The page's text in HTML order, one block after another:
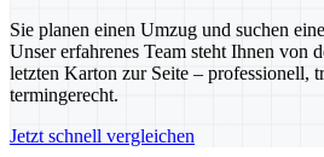
Sie planen einen Umzug und suchen
Unser erfahrenes Team steht Ihnen von
letzten Karton zur Seite – professionell,
termingerecht.
Jetzt schnell vergleichen